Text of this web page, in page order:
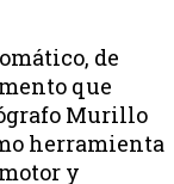
de
que
Murillo
herramienta
y